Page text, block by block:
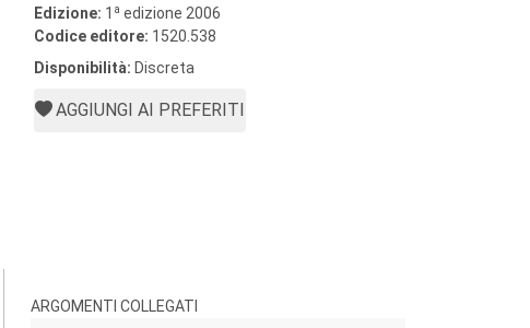
Edizione: 1 a edizione 2006
Codice editore: 1520.538
Disponibilità: Discreta
AGGIUNGI AI PREFERITI
ARGOMENTI COLLEGATI